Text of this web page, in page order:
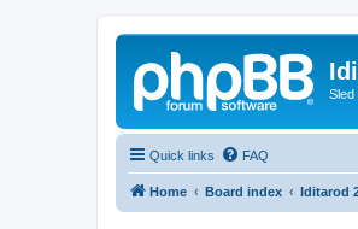
Sled
Quick links FAQ
Home Board index Iditarod